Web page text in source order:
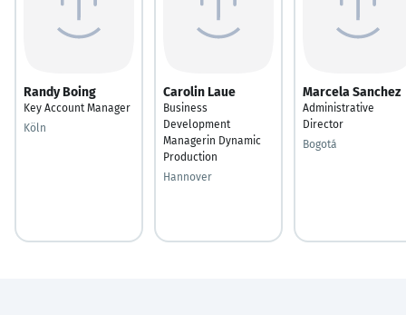
Randy Boing
Key Account Manager
Köln
Carolin Laue
Business
Development
Managerin Dynamic
Production
Hannover
Marcela Sanchez
Administrative
Director
Bogotá